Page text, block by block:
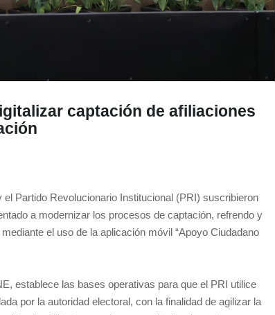
captación de afiliaciones
Partido Revolucionario Institucional (PRI) suscribieron
a modernizar los procesos de captación, refrendo y
el uso de la aplicación móvil “Apoyo Ciudadano
establece las bases operativas para que el PRI utilice
por la autoridad electoral, con la finalidad de agilizar la